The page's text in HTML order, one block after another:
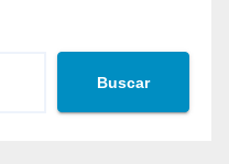
Buscar